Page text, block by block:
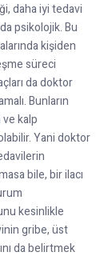
daha iyi tedavi
psikolojik. Bu
kişiden
süreci
da doktor
Bunların
kalp
Yani doktor
bile, bir ilacı
kesinlikle
gribe, üst
da belirtmek